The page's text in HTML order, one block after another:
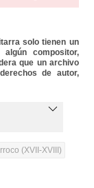
solo tienen un
compositor,
que un archivo
de autor,
(XVII-XVIII)